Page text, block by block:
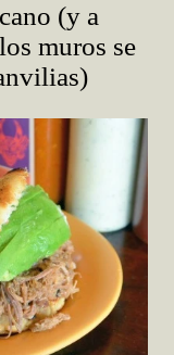
(y a
muros se